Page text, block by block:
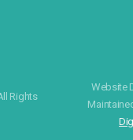
Rights
Website